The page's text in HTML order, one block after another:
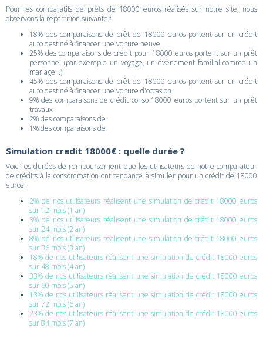
Pour les comparatifs de prêts de 18000 euros réalisés sur notre site, nous
observons la répartition suivante :
18% des comparaisons de prêt de 18000 euros portent sur un crédit
auto destiné à financer une voiture neuve
25% des comparaisons de crédit pour 18000 euros portent sur un prêt
personnel (par exemple un voyage, un événement familial comme un
mariage...)
45% des comparaisons de prêt de 18000 euros portent sur un crédit
auto destiné à financer une voiture d'occasion
9% des comparaisons de crédit conso 18000 euros portent sur un prêt
travaux
2% des comparaisons de
1% des comparaisons de
Simulation credit 18000€ : quelle durée ?
Voici les durées de remboursement que les utilisateurs de notre comparateur
de crédits à la consommation ont tendance à simuler pour un crédit de 18000
euros :
2% de nos utilisateurs réalisent une simulation de crédit 18000 euros
sur 12 mois (1 an)
3% de nos utilisateurs réalisent une simulation de crédit 18000 euros
sur 24 mois (2 an)
8% de nos utilisateurs réalisent une simulation de crédit 18000 euros
sur 36 mois (3 an)
18% de nos utilisateurs réalisent une simulation de crédit 18000 euros
sur 48 mois (4 an)
33% de nos utilisateurs réalisent une simulation de crédit 18000 euros
sur 60 mois (5 an)
13% de nos utilisateurs réalisent une simulation de crédit 18000 euros
sur 72 mois (6 an)
23% de nos utilisateurs réalisent une simulation de crédit 18000 euros
sur 84 mois (7 an)